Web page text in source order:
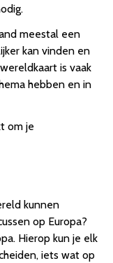
meestal een
kan vinden en
is vaak
hebben en in
om je
kunnen
op Europa?
Hierop kun je elk
iets wat op